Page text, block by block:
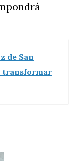
de San
transformar